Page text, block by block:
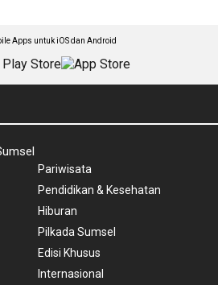
Apps untuk iOS dan Android
Pariwisata
Pendidikan & Kesehatan
Hiburan
Pilkada Sumsel
Edisi Khusus
Internasional